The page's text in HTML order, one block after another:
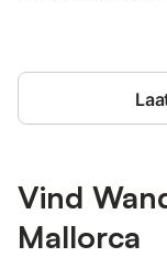
Vind
Mallorca